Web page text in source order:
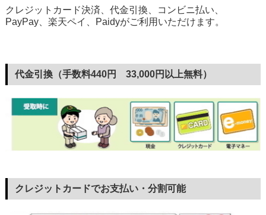
クレジットカード決済、代金引換、コンビニ払い、
PayPay、楽天ペイ、Paidyがご利用いただけます。
代金引換（手数料440円 33,000円以上無料）
クレジットカードでお支払い・分割可能